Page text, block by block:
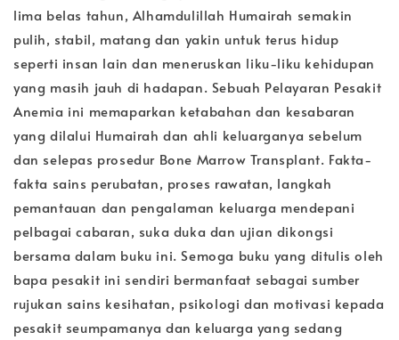
lima belas tahun, Alhamdulillah Humairah semakin
pulih, stabil, matang dan yakin untuk terus hidup
seperti insan lain dan meneruskan liku-liku kehidupan
yang masih jauh di hadapan. Sebuah Pelayaran Pesakit
Anemia ini memaparkan ketabahan dan kesabaran
yang dilalui Humairah dan ahli keluarganya sebelum
dan selepas prosedur Bone Marrow Transplant. Fakta-
fakta sains perubatan, proses rawatan, langkah
pemantauan dan pengalaman keluarga mendepani
pelbagai cabaran, suka duka dan ujian dikongsi
bersama dalam buku ini. Semoga buku yang ditulis oleh
bapa pesakit ini sendiri bermanfaat sebagai sumber
rujukan sains kesihatan, psikologi dan motivasi kepada
pesakit seumpamanya dan keluarga yang sedang